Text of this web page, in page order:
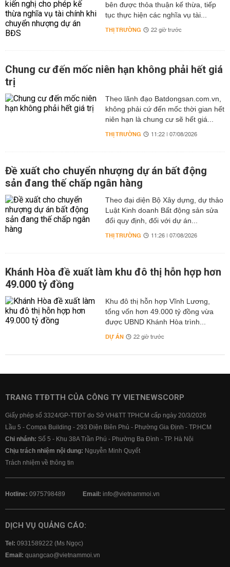
bên được thỏa thuận kế thừa, tiếp
tục thực hiện các nghĩa vụ tài...
THỊ TRƯỜNG 22 giờ trước
Chung cư đến mốc niên hạn không phải hết giá
trị
Theo lãnh đạo Batdongsan.com.vn,
không phải cứ đến mốc thời gian hết
niên hạn là chung cư sẽ hết giá...
THỊ TRƯỜNG 11:22 | 07/08/2026
Đề xuất cho chuyển nhượng dự án bất động
sản đang thế chấp ngân hàng
Theo đại diện Bộ Xây dựng, dự thảo
Luật Kinh doanh Bất động sản sửa
đổi quy định, đối với dự án...
THỊ TRƯỜNG 11:26 | 07/08/2026
Khánh Hòa đề xuất làm khu đô thị hỗn hợp hơn
49.000 tỷ đồng
Khu đô thị hỗn hợp Vĩnh Lương,
tổng vốn hơn 49.000 tỷ đồng vừa
được UBND Khánh Hòa trình...
DỰ ÁN 22 giờ trước
TRANG TTĐTTH CỦA CÔNG TY VIETNEWSCORP
Giấy phép số 3324/GP-TTĐT do Sở VH&TT TPHCM cấp ngày 20/3/2026
Lầu 5 - Compa Building - 293 Điện Biên Phủ - Phường Gia Định - TP.HCM
Chi nhánh: Số 5 - Khu 38A Trần Phú - Phường Ba Đình - TP. Hà Nội
Chịu trách nhiệm nội dung: Nguyễn Minh Quyết
Trách nhiệm về thông tin
Hotline: 0975798489 Email: info@vietnammoi.vn
DỊCH VỤ QUẢNG CÁO:
Tel: 0931589222 (Ms Ngọc)
Email: quangcao@vietnammoi.vn